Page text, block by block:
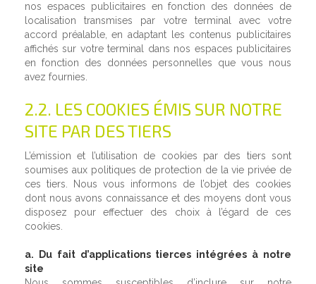
nos espaces publicitaires en fonction des données de
localisation transmises par votre terminal avec votre
accord préalable, en adaptant les contenus publicitaires
affichés sur votre terminal dans nos espaces publicitaires
en fonction des données personnelles que vous nous
avez fournies.
2.2. LES COOKIES ÉMIS SUR NOTRE
SITE PAR DES TIERS
L’émission et l’utilisation de cookies par des tiers sont
soumises aux politiques de protection de la vie privée de
ces tiers. Nous vous informons de l’objet des cookies
dont nous avons connaissance et des moyens dont vous
disposez pour effectuer des choix à l’égard de ces
cookies.
a. Du fait d’applications tierces intégrées à notre
site